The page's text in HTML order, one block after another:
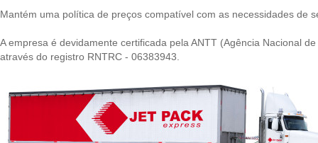
Mantém uma política de preços compatível com as necessidades de
A empresa é devidamente certificada pela ANTT (Agência Nacional
através do registro RNTRC - 06383943.